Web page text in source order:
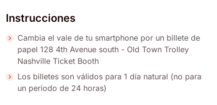
Instrucciones
Cambia el vale de tu smartphone por un billete de
papel 128 4th Avenue south - Old Town Trolley
Nashville Ticket Booth
Los billetes son válidos para 1 día natural (no para
un periodo de 24 horas)